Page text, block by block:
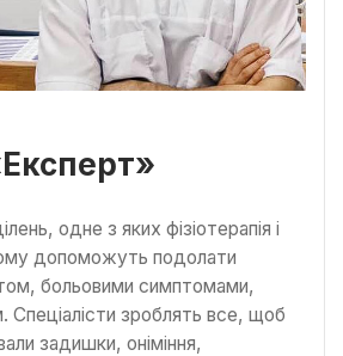
одне з яких фізіотерапія і
допоможуть подолати
больовими симптомами,
Спеціалісти зроблять все, щоб
задишки, оніміння,